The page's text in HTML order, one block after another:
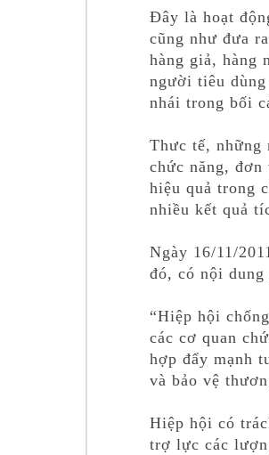
Đây là hoạt
cũng như đưa
hàng giả, hàng
người tiêu dùng
nhái trong bối
Thưc tế, những
chức năng, đơn
hiệu quả trong
nhiều kết quả
Ngày 16/11/
đó, có nội dung
“Hiệp hội
các cơ quan
hợp đẩy mạnh
và bảo vệ
Hiệp hội có
trợ lực các